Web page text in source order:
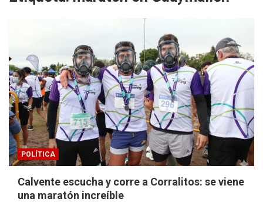
POLÍTICA
Calvente escucha y corre a Corralitos: se viene
una maratón increíble